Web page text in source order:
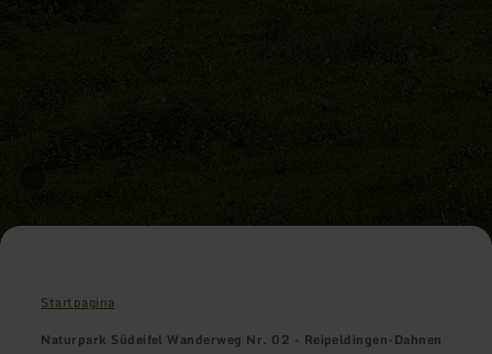
Startpagina
Naturpark Südeifel Wanderweg Nr. 02 - Reipeldingen-Dahnen